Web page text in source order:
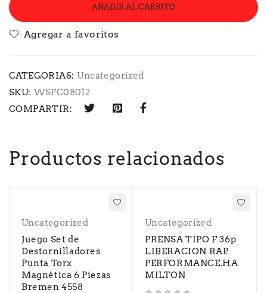
AÑADIR AL CARRITO
CATEGORIAS: Uncategorized
SKU: WSFC08012
COMPARTIR:
Productos relacionados
Uncategorized
Juego Set de
Destornilladores
Punta Torx
Magnética 6 Piezas
Bremen 4558
Uncategorized
PRENSA TIPO F 36p
LIBERACION RAP.
PERFORMANCE.HA
MILTON